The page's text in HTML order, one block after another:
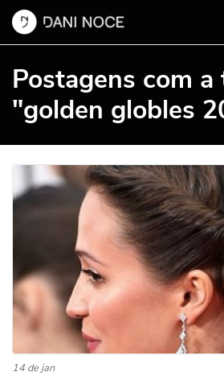
Postagens com a
"golden globles
14 de jan